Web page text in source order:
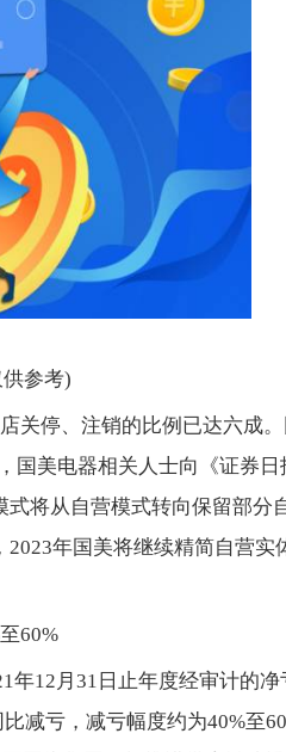
参考)
关停、注销的比例已达六成
国美电器相关人士向《证券日
将从自营模式转向保留部分
年国美将继续精简自营实
60%
年12月31日止年度经审计的净
减亏，减亏幅度约为40%至